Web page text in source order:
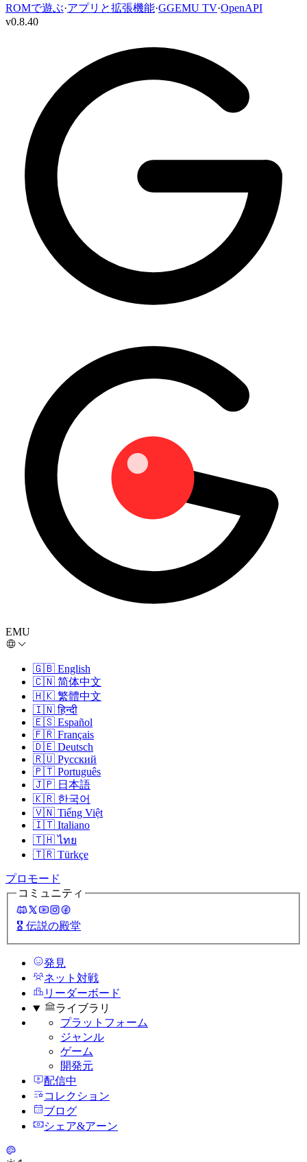
ROMで遊ぶ·アプリと拡張機能·GGEMU TV·OpenAPI
v0.8.40
EMU
🇬🇧 English
🇨🇳 简体中文
🇭🇰 繁體中文
🇮🇳 हिन्दी
🇪🇸 Español
🇫🇷 Français
🇩🇪 Deutsch
🇷🇺 Русский
🇵🇹 Português
🇯🇵 日本語
🇰🇷 한국어
🇻🇳 Tiếng Việt
🇮🇹 Italiano
🇹🇭 ไทย
🇹🇷 Türkçe
プロモード
コミュニティ
🎖️ 伝説の殿堂
発見
ネット対戦
リーダーボード
ライブラリ
プラットフォーム
ジャンル
ゲーム
開発元
配信中
コレクション
ブログ
シェア&アーン